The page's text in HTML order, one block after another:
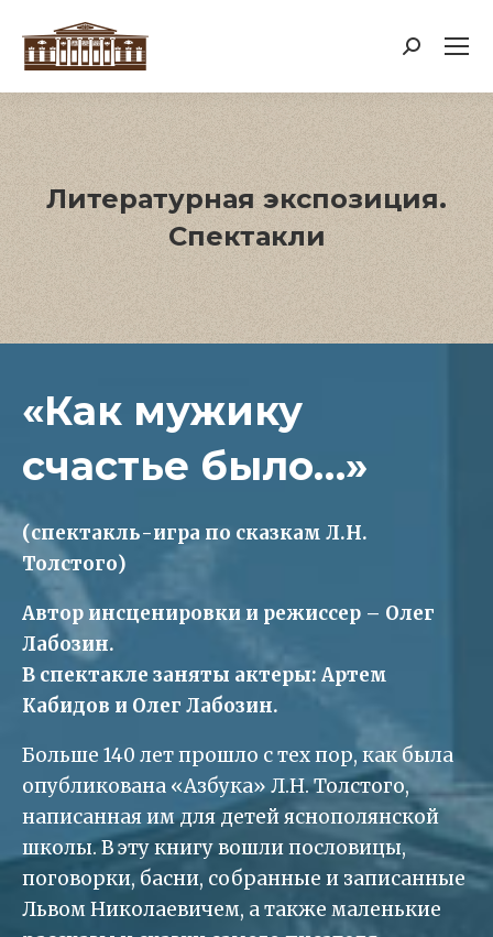
Поиск:
Литературная экспозиция.
Спектакли
«Как мужику
счастье было…»
(спектакль-игра по сказкам Л.Н.
Толстого)
Автор инсценировки и режиссер – Олег
Лабозин.
В спектакле заняты актеры: Артем
Кабидов и Олег Лабозин.
Больше 140 лет прошло с тех пор, как была
опубликована «Азбука» Л.Н. Толстого,
написанная им для детей яснополянской
школы. В эту книгу вошли пословицы,
поговорки, басни, собранные и записанные
Львом Николаевичем, а также маленькие